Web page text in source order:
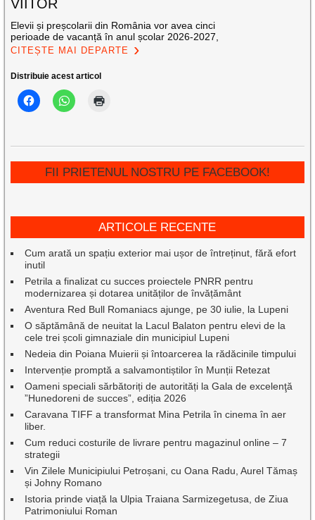
VIITOR
Elevii și preșcolarii din România vor avea cinci
perioade de vacanță în anul școlar 2026-2027,
CITEȘTE MAI DEPARTE
Distribuie acest articol
FII PRIETENUL NOSTRU PE FACEBOOK!
ARTICOLE RECENTE
Cum arată un spațiu exterior mai ușor de întreținut, fără efort
inutil
Petrila a finalizat cu succes proiectele PNRR pentru
modernizarea și dotarea unităților de învățământ
Aventura Red Bull Romaniacs ajunge, pe 30 iulie, la Lupeni
O săptămână de neuitat la Lacul Balaton pentru elevi de la
cele trei școli gimnaziale din municipiul Lupeni
Nedeia din Poiana Muierii și întoarcerea la rădăcinile timpului
Intervenție promptă a salvamontiștilor în Munții Retezat
Oameni speciali sărbătoriți de autorități la Gala de excelenţă
”Hunedoreni de succes”, ediția 2026
Caravana TIFF a transformat Mina Petrila în cinema în aer
liber.
Cum reduci costurile de livrare pentru magazinul online – 7
strategii
Vin Zilele Municipiului Petroșani, cu Oana Radu, Aurel Tămaș
și Johny Romano
Istoria prinde viață la Ulpia Traiana Sarmizegetusa, de Ziua
Patrimoniului Roman